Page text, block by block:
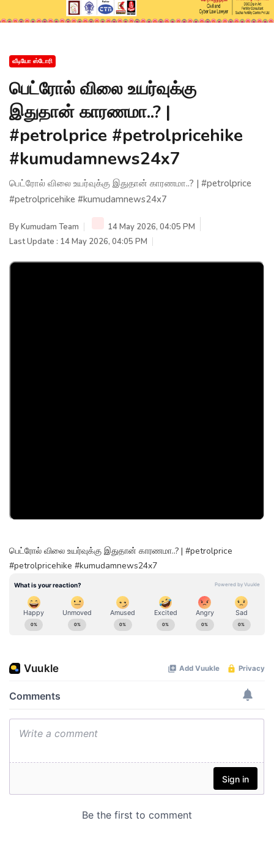
வீடியோ ஸ்டோரி
பெட்ரோல் விலை உயர்வுக்கு
இதுதான் காரணமா..? |
#petrolprice #petrolpricehike
#kumudamnews24x7
பெட்ரோல் விலை உயர்வுக்கு இதுதான் காரணமா..? | #petrolprice
#petrolpricehike #kumudamnews24x7
ByKumudam Team
14 May 2026, 04:05 PM
Last Update : 14 May 2026, 04:05 PM
பெட்ரோல் விலை உயர்வுக்கு இதுதான் காரணமா..? | #petrolprice
#petrolpricehike #kumudamnews24x7